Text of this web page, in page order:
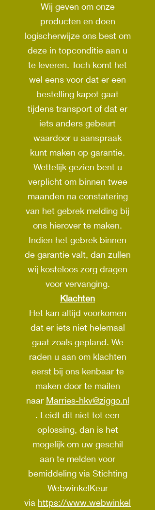
Wij geven om onze
producten en doen
logischerwijze ons best om
deze in topconditie aan u
te leveren. Toch komt het
wel eens voor dat er een
bestelling kapot gaat
tijdens transport of dat er
iets anders gebeurt
waardoor u aanspraak
kunt maken op garantie.
Wettelijk gezien bent u
verplicht om binnen twee
maanden na constatering
van het gebrek melding bij
ons hierover te maken.
Indien het gebrek binnen
de garantie valt, dan zullen
wij kosteloos zorg dragen
voor vervanging.
Klachten
Het kan altijd voorkomen
dat er iets niet helemaal
gaat zoals gepland. We
raden u aan om klachten
eerst bij ons kenbaar te
maken door te mailen
naar Marries-hkv@ziggo.nl
. Leidt dit niet tot een
oplossing, dan is het
mogelijk om uw geschil
aan te melden voor
bemiddeling via Stichting
WebwinkelKeur
via https://www.webwinkel